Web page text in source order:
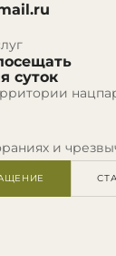
суток
и